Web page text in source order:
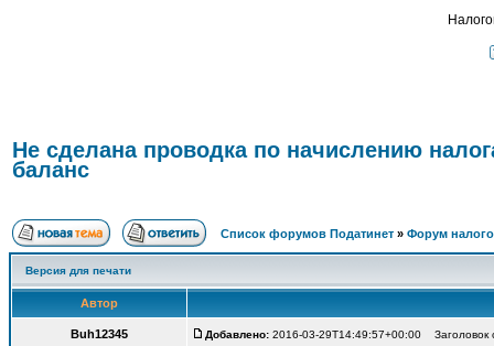
Не сделана проводка по начислению
баланс
Список форумов Податинет » Форум
Версия для печати
Автор
Buh12345 Добавлено: 2016-03-29T14:49:57+00:00 Заголовок